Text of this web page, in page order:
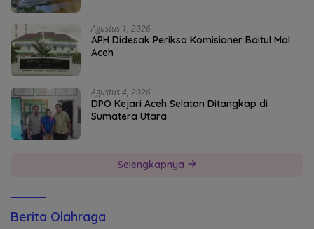
Agustus 1, 2026
APH Didesak Periksa Komisioner Baitul Mal
Aceh
Agustus 4, 2026
DPO Kejari Aceh Selatan Ditangkap di
Sumatera Utara
Selengkapnya
Berita Olahraga